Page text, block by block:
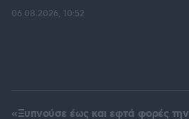
06.08.2026, 10:52
«Ξυπνούσε έως και εφτά φορές την